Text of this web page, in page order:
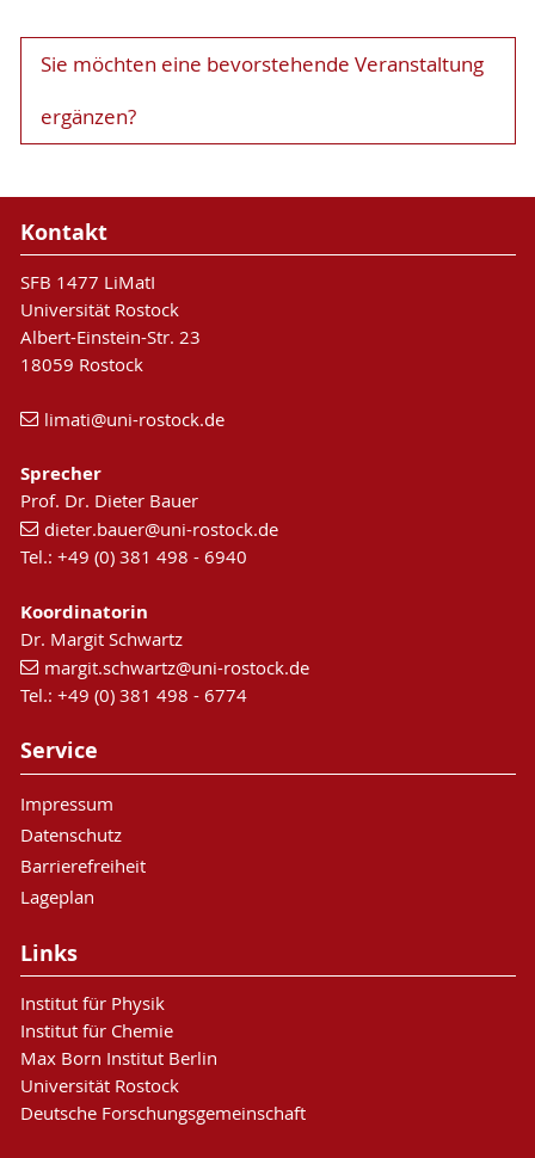
Sie möchten eine bevorstehende Veranstaltung
ergänzen?
Kontakt
SFB 1477 LiMatI
Universität Rostock
Albert-Einstein-Str. 23
18059 Rostock
limati@uni-rostock.de
Sprecher
Prof. Dr. Dieter Bauer
dieter.bauer@uni-rostock.de
Tel.: +49 (0) 381 498 - 6940
Koordinatorin
Dr. Margit Schwartz
margit.schwartz@uni-rostock.de
Tel.: +49 (0) 381 498 - 6774
Service
Impressum
Datenschutz
Barrierefreiheit
Lageplan
Links
Institut für Physik
Institut für Chemie
Max Born Institut Berlin
Universität Rostock
Deutsche Forschungsgemeinschaft